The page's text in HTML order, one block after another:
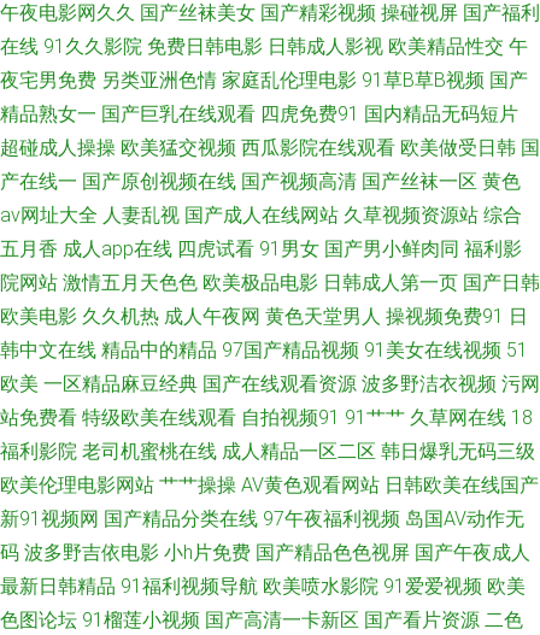
利人妻 美女喷水自慰网址 91九色青瓜草莓视频 影音先锋av资源电影 久操网
站 国产精品一区二区三 91爱爱在线影院 黑丝高跟av在线 91黑料在线观看 豆
花网站免费 91视频综合 四虎网址A片 九9久久婷婷 91视网站 人人色人人乐
91看片操 欧美成人久久之 国产精品欧美九色 91超在线视频 久久麻豆精品店
91视频在线观 日本激情蜜桃网站 国产ts被操视频 91国内视频在线播放 欧美
另类三区 东京热成人专区 91超碰成人在线观看 久久免费视频2 AV色图福利
导航 亚洲福利电影 国产自拍偷偷视频 91和78无掩体视频黑丝 欧美日韩国产
骚熟 国产海角社区91 91蝌蚪少妇 日韩欧美4 东京热最新地址99 在线视频
1024手机 久久福利资源 91写真福利 久久第6页 超踫社区男人天堂 国产精品
一区久久 在线精品九九 大香蕉久操网 91tv网在线观看 91草莓在线看 久曹福
午夜电影网久久 国产丝袜美女 国产精彩视频 操碰视屏 国产福利
在线 91久久影院 免费日韩电影 日韩成人影视 欧美精品性交 午
夜宅男免费 另类亚洲色情 家庭乱伦理电影 91草B草B视频 国产
精品熟女一 国产巨乳在线观看 四虎免费91 国内精品无码短片
超碰成人操操 欧美猛交视频 西瓜影院在线观看 欧美做受日韩 国
产在线一 国产原创视频在线 国产视频高清 国产丝袜一区 黄色
av网址大全 人妻乱视 国产成人在线网站 久草视频资源站 综合
五月香 成人app在线 四虎试看 91男女 国产男小鲜肉同 福利影
院网站 激情五月天色色 欧美极品电影 日韩成人第一页 国产日韩
欧美电影 久久机热 成人午夜网 黄色天堂男人 操视频免费91 日
韩中文在线 精品中的精品 97国产精品视频 91美女在线视频 51
欧美 一区精品麻豆经典 国产在线观看资源 波多野洁衣视频 污网
站免费看 特级欧美在线观看 自拍视频91 91艹艹 久草网在线 18
福利影院 老司机蜜桃在线 成人精品一区二区 韩日爆乳无码三级
欧美伦理电影网站 艹艹操操 AV黄色观看网站 日韩欧美在线国产
新91视频网 国产精品分类在线 97午夜福利视频 岛国AV动作无
码 波多野吉依电影 小h片免费 国产精品色色视屏 国产午夜成人
最新日韩精品 91福利视频导航 欧美喷水影院 91爱爱视频 欧美
色图论坛 91榴莲小视频 国产高清一卡新区 国产看片资源 二色